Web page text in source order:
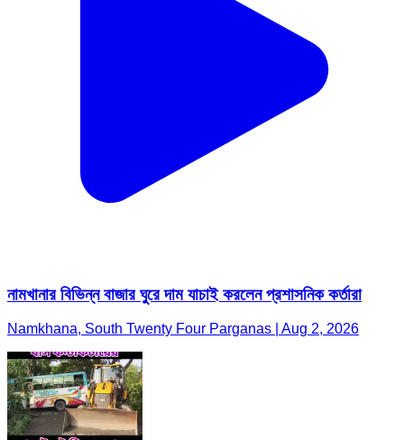
নামখানার বিভিন্ন বাজার ঘুরে দাম যাচাই করলেন প্রশাসনিক কর্তারা
Namkhana, South Twenty Four Parganas | Aug 2, 2026